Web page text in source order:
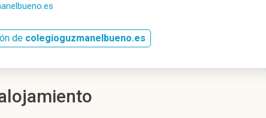
de colegioguzmanelbueno.es